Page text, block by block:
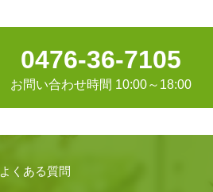
0476-36-7105
お問い合わせ時間 10:00～18:00
よくある質問